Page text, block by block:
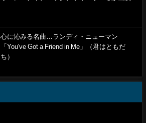
心に沁みる名曲…ランディ・ニューマン
「You've Got a Friend in Me」（君はともだ
ち）